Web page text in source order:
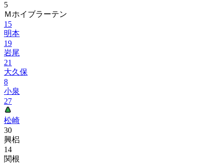
5
Ｍホイブラーテン
15
明本
19
岩尾
21
大久保
8
小泉
27
松崎
30
興梠
14
関根